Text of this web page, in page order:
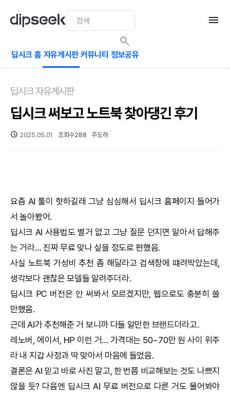
딥시크 홈 자유게시판 커뮤니티 정보공유
딥시크 자유게시판
딥시크 써보고 노트북 찾아댕긴 후기
2025.05.01 조회수288 주도하
요즘 AI 툴이 핫하길래 그냥 심심해서 딥시크 홈페이지 들어가
서 놀아봤어.
딥시크 AI 사용법도 별거 없고 그냥 질문 던지면 알아서 답해주
는 거라… 진짜 무료 맞나 싶을 정도로 편했음.
사실 노트북 가성비 추천 좀 해달라고 검색창에 떄려박았는데,
생각보다 괜찮은 모델들 알려주더라.
딥시크 PC 버전은 안 써봐서 모르겠지만, 웹으로도 충분히 쓸
만했음.
근데AI가 추천해준 거 보니까 다들 알만한 브랜드더라고.
레노버, 에이서, HP 이런 거… 가격대는 50~70만 원 사이 위주
라 내 지갑 사정과 딱 맞아서 마음에 들었음.
결론은 AI 믿고 바로 사진 말고, 한 번쯤 비교해보는 것도 나쁘지
않을 듯? 다음엔 딥시크 AI 무료 버전으로 다른 거도 물어봐야